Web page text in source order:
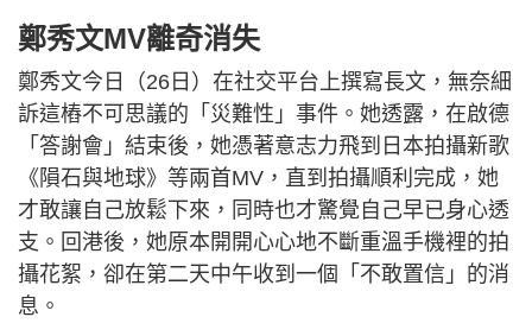
鄭秀文MV離奇消失
鄭秀文今日（26日）在社交平台上撰寫長文，無奈細
訴這樁不可思議的「災難性」事件。她透露，在啟德
「答謝會」結束後，她憑著意志力飛到日本拍攝新歌
《隕石與地球》等兩首MV，直到拍攝順利完成，她
才敢讓自己放鬆下來，同時也才驚覺自己早已身心透
支。回港後，她原本開開心心地不斷重溫手機裡的拍
攝花絮，卻在第二天中午收到一個「不敢置信」的消
息。